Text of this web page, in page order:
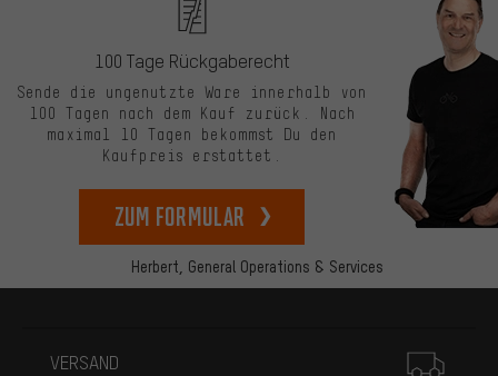
Herbert, General Operations & Services
100 Tage Rückgaberecht
Sende die ungenutzte Ware innerhalb von
100 Tagen nach dem Kauf zurück. Nach
maximal 10 Tagen bekommst Du den
Kaufpreis erstattet.
zum Formular
VERSAND